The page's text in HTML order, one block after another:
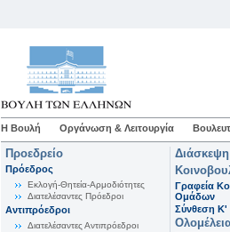
Η Βουλή Οργάνωση & Λειτουργία
Προεδρείο
Πρόεδρος
Εκλογή-Θητεία-Αρμοδιότητες
Διατελέσαντες Πρόεδροι
Αντιπρόεδροι
Διατελέσαντες Αντιπρόεδροι
Γραφεία
Ομάδων
Σύνθεση K'